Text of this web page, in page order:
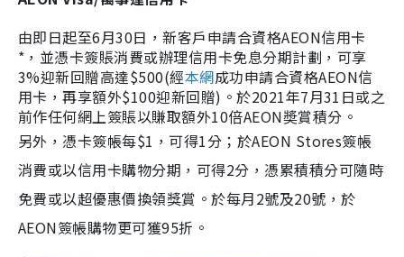
由即日起至6月30日，新客戶申請合資格AEON信用卡
*，並憑卡簽賬消費或辦理信用卡免息分期計劃，可享
3%迎新回贈高達$500(經本網成功申請合資格AEON信
用卡，再享額外$100迎新回贈)。於2021年7月31日或之
前作任何網上簽賬以賺取額外10倍AEON奬賞積分。
另外，憑卡簽帳每$1，可得1分；於AEON Stores簽帳
消費或以信用卡購物分期，可得2分，憑累積積分可隨時
免費或以超優惠價換領獎賞。於每月2號及20號，於
AEON簽帳購物更可獲95折。